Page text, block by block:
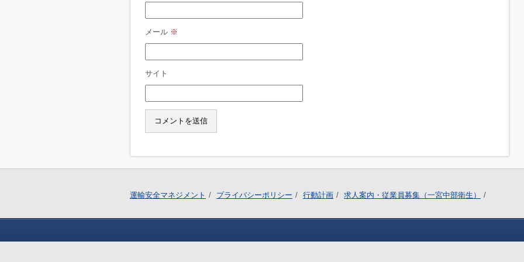
メール ※
サイト
運輸安全マネジメント プライバシーポリシー 行動計画 求人案内・従業員募集（一宮中部衛生）